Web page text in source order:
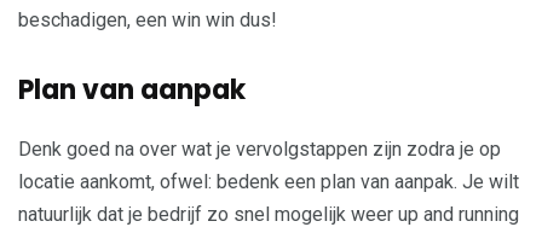
beschadigen, een win win dus!
Plan van aanpak
Denk goed na over wat je vervolgstappen zijn zodra je op
locatie aankomt, ofwel: bedenk een plan van aanpak. Je wilt
natuurlijk dat je bedrijf zo snel mogelijk weer up and running